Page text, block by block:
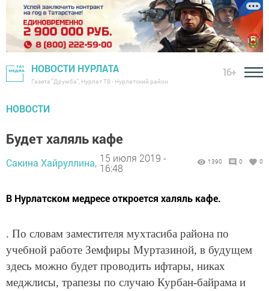
НОВОСТИ НУРЛАТА
Газета "Дружба", Нурлат ТВ - Нурлатский район
16+
НОВОСТИ
Будет халяль кафе
Сакина Хайруллина, 15 июля 2019 -
16:48
1390 0 0
В Нурлатском медресе откроется халяль кафе.
. По словам заместителя мухтасиба района по
учебной работе Земфиры Муртазиной, в будущем
здесь можно будет проводить ифтары, никах
меджлисы, трапезы по случаю Курбан-байрама и